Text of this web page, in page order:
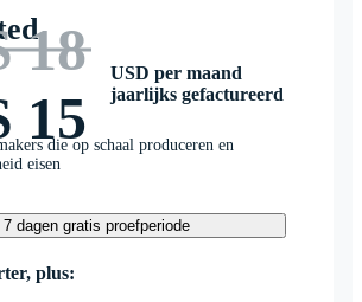
18
15
USD per maand
jaarlijks gefactureerd
die op schaal produceren en
eisen
7 dagen gratis proefperiode
plus: